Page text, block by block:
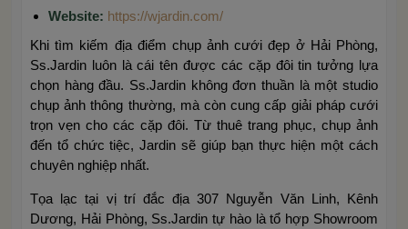
Website: https://wjardin.com/
Khi tìm kiếm địa điểm chụp ảnh cưới đẹp ở Hải Phòng,
Ss.Jardin luôn là cái tên được các cặp đôi tin tưởng lựa
chọn hàng đầu. Ss.Jardin không đơn thuần là một studio
chụp ảnh thông thường, mà còn cung cấp giải pháp cưới
trọn vẹn cho các cặp đôi. Từ thuê trang phục, chụp ảnh
đến tổ chức tiệc, Jardin sẽ giúp bạn thực hiện một cách
chuyên nghiệp nhất.
Tọa lạc tại vị trí đắc địa 307 Nguyễn Văn Linh, Kênh
Dương, Hải Phòng, Ss.Jardin tự hào là tổ hợp Showroom